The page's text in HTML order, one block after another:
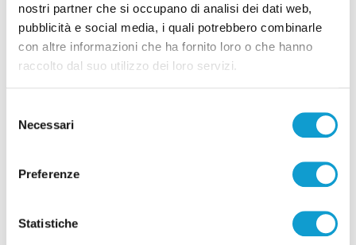
nostri partner che si occupano di analisi dei dati web,
pubblicità e social media, i quali potrebbero combinarle
con altre informazioni che ha fornito loro o che hanno
raccolto dal suo utilizzo dei loro servizi.
delNecessari
Preferenze
Statistiche
dell’alta tensione e restano in bilico su un
albero